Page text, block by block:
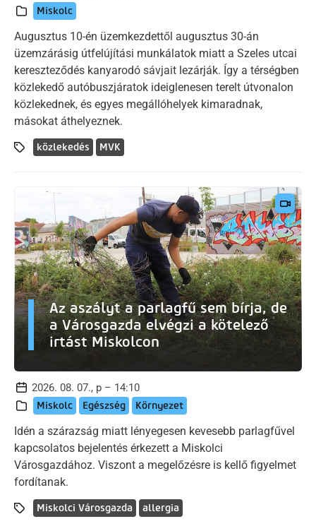
Miskolc
Augusztus 10-én üzemkezdettől augusztus 30-án
üzemzárásig útfelújítási munkálatok miatt a Szeles utcai
kereszteződés kanyarodó sávjait lezárják. Így a térségben
közlekedő autóbuszjáratok ideiglenesen terelt útvonalon
közlekednek, és egyes megállóhelyek kimaradnak,
másokat áthelyeznek.
közlekedés MVK
Az aszályt a parlagfű sem bírja, de
a Városgazda elvégzi a kötelező
irtást Miskolcon
2026. 08. 07., p – 14:10
Miskolc Egészség Környezet
Idén a szárazság miatt lényegesen kevesebb parlagfűvel
kapcsolatos bejelentés érkezett a Miskolci
Városgazdához. Viszont a megelőzésre is kellő figyelmet
fordítanak.
Miskolci Városgazda allergia